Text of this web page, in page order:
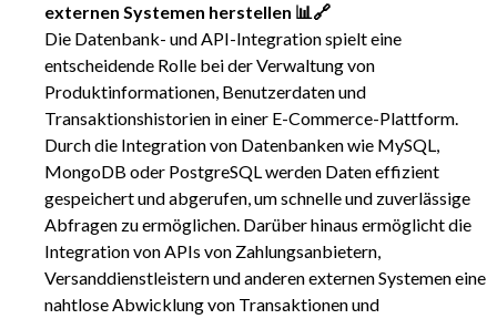
externen Systemen herstellen 📊🔗
Die Datenbank- und API-Integration spielt eine
entscheidende Rolle bei der Verwaltung von
Produktinformationen, Benutzerdaten und
Transaktionshistorien in einer E-Commerce-Plattform.
Durch die Integration von Datenbanken wie MySQL,
MongoDB oder PostgreSQL werden Daten effizient
gespeichert und abgerufen, um schnelle und zuverlässige
Abfragen zu ermöglichen. Darüber hinaus ermöglicht die
Integration von APIs von Zahlungsanbietern,
Versanddienstleistern und anderen externen Systemen eine
nahtlose Abwicklung von Transaktionen und